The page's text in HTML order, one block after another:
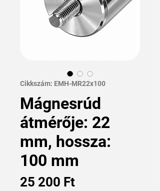
Cikkszám: EMH-MR22x100
Mágnesrúd
átmérője: 22
mm, hossza:
100 mm
25 200 FtÁr